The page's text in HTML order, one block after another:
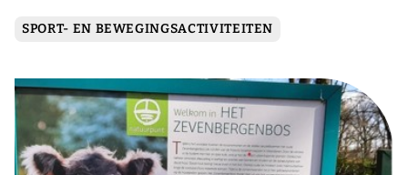
SPORT- EN BEWEGINGSACTIVITEITEN